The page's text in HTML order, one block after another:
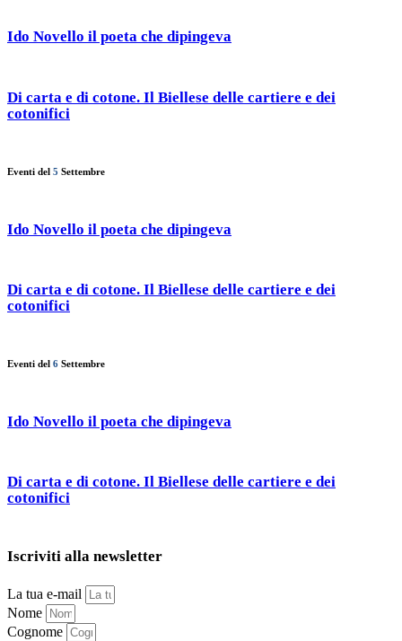
Ido Novello il poeta che dipingeva
Di carta e di cotone. Il Biellese delle cartiere e dei
cotonifici
Eventi del 5 Settembre
Ido Novello il poeta che dipingeva
Di carta e di cotone. Il Biellese delle cartiere e dei
cotonifici
Eventi del 6 Settembre
Ido Novello il poeta che dipingeva
Di carta e di cotone. Il Biellese delle cartiere e dei
cotonifici
Iscriviti alla newsletter
La tua e-mail
Nome
Cognome